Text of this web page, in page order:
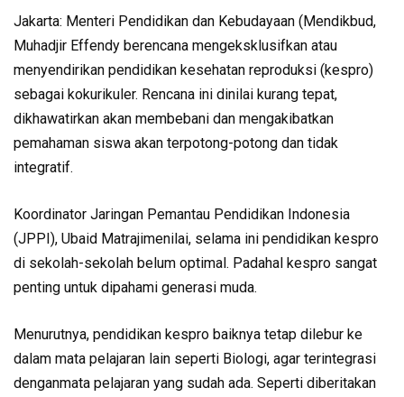
Jakarta: Menteri Pendidikan dan Kebudayaan (Mendikbud,
Muhadjir Effendy berencana mengeksklusifkan atau
menyendirikan pendidikan kesehatan reproduksi (kespro)
sebagai kokurikuler. Rencana ini dinilai kurang tepat,
dikhawatirkan akan membebani dan mengakibatkan
pemahaman siswa akan terpotong-potong dan tidak
integratif.
Koordinator Jaringan Pemantau Pendidikan Indonesia
(JPPI), Ubaid Matrajimenilai, selama ini pendidikan kespro
di sekolah-sekolah belum optimal. Padahal kespro sangat
penting untuk dipahami generasi muda.
Menurutnya, pendidikan kespro baiknya tetap dilebur ke
dalam mata pelajaran lain seperti Biologi, agar terintegrasi
denganmata pelajaran yang sudah ada. Seperti diberitakan